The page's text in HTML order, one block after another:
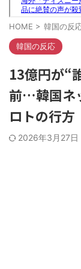
HOME > 韓国の反
韓国の反応
13億円が“
前…韓国ネ
ロトの行方
2026年3月27日